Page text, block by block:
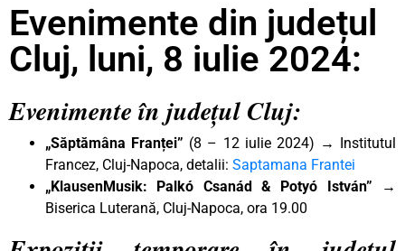
Evenimente din județul
Cluj, luni, 8 iulie 2024:
Evenimente în județul Cluj:
„Săptămâna Franței” (8 – 12 iulie 2024) → Institutul
Francez, Cluj-Napoca, detalii: Saptamana Frantei
„KlausenMusik: Palkó Csanád & Potyó István” →
Biserica Luterană, Cluj-Napoca, ora 19.00